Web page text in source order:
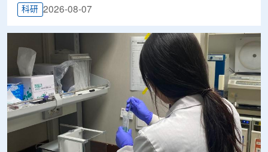
科研 2026-08-07